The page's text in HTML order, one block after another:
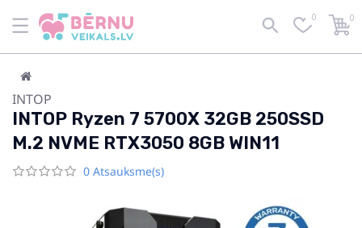
0 0
INTOP
INTOP Ryzen 7 5700X 32GB 250SSD
M.2 NVME RTX3050 8GB WIN11
0 Atsauksme(s)